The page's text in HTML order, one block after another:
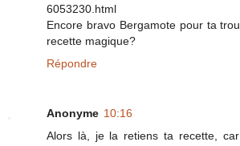
6053230.html
Encore bravo Bergamote pour ta
recette magique?
Répondre
Anonyme 10:16
Alors là, je la retiens ta recette,